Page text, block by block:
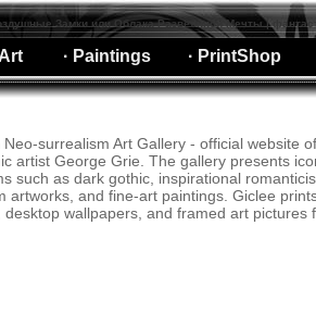
Замки или Облака Развеянной Мечты |
· Paintings · PrintShop
Neo-surrealism Art Gallery - official website
artist George Grie. The gallery presents
such as dark gothic, inspirational
artworks, and fine-art paintings. Giclee
desktop wallpapers, and framed art pictures